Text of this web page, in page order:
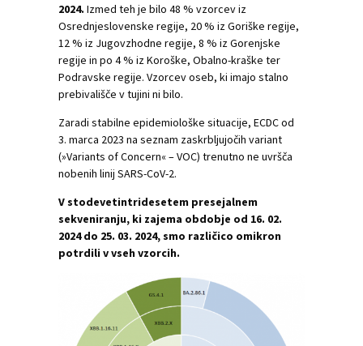
2024. Izmed teh je bilo 48 % vzorcev iz
Osrednjeslovenske regije, 20 % iz Goriške regije,
12 % iz Jugovzhodne regije, 8 % iz Gorenjske
regije in po 4 % iz Koroške, Obalno-kraške ter
Podravske regije. Vzorcev oseb, ki imajo stalno
prebivališče v tujini ni bilo.
Zaradi stabilne epidemiološke situacije, ECDC od
3. marca 2023 na seznam zaskrbljujočih variant
(»Variants of Concern« – VOC) trenutno ne uvršča
nobenih linij SARS-CoV-2.
V stodevetintridesetem presejalnem
sekveniranju, ki zajema obdobje od 16. 02.
2024 do 25. 03. 2024, smo različico omikron
potrdili v vseh vzorcih.